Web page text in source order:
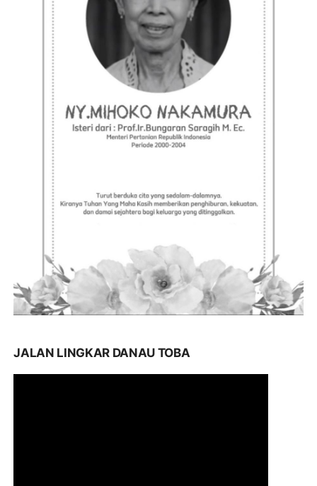
JALAN LINGKAR DANAU TOBA